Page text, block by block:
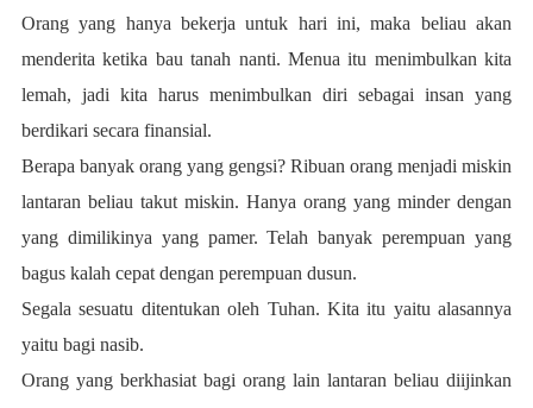
Orang yang hanya bekerja untuk hari ini, maka beliau akan
menderita ketika bau tanah nanti. Menua itu menimbulkan kita
lemah, jadi kita harus menimbulkan diri sebagai insan yang
berdikari secara finansial.
Berapa banyak orang yang gengsi? Ribuan orang menjadi miskin
lantaran beliau takut miskin. Hanya orang yang minder dengan
yang dimilikinya yang pamer. Telah banyak perempuan yang
bagus kalah cepat dengan perempuan dusun.
Segala sesuatu ditentukan oleh Tuhan. Kita itu yaitu alasannya
yaitu bagi nasib.
Orang yang berkhasiat bagi orang lain lantaran beliau diijinkan